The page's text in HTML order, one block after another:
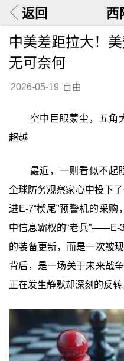
返回 西
中美差距拉大！
无可奈何
2026-05-19 自由
空中巨眼蒙尘，五角
超越
最近，一则看似不起
全球防务观察家心中投下
进E-7“楔尾”预警机的采
中信息霸权的“老兵”——E-
的装备更新，而是一次被
背后，是一场关于未来战
正在发生静默却深刻的反转